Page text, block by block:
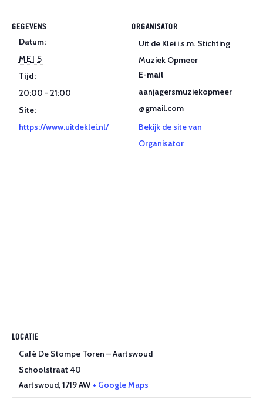
GEGEVENS
Datum:
MEI 5
Tijd:
20:00 - 21:00
Site:
https://www.uitdeklei.nl/
ORGANISATOR
Uit de Klei i.s.m. Stichting
Muziek Opmeer
E-mail
aanjagersmuziekopmeer
@gmail.com
Bekijk de site van
Organisator
LOCATIE
Café De Stompe Toren – Aartswoud
Schoolstraat 40
Aartswoud,1719 AW + Google Maps